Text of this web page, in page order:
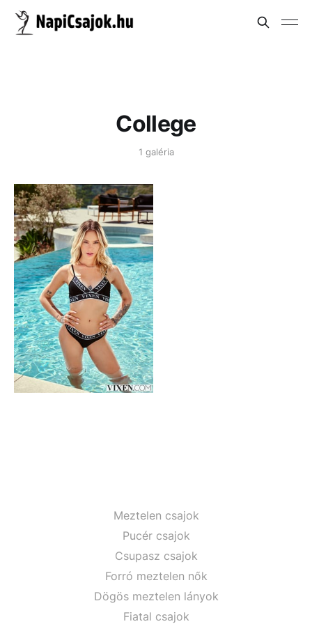
College
1 galéria
Meztelen csajok
Pucér csajok
Csupasz csajok
Forró meztelen nők
Dögös meztelen lányok
Fiatal csajok